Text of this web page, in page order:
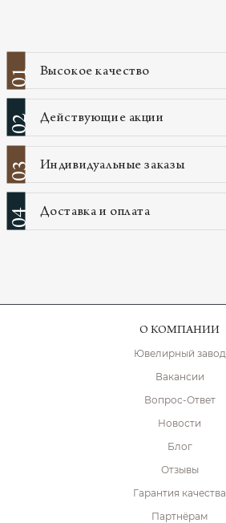
01 Высокое качество
02 Действующие акции
03 Индивидуальные заказы
04 Доставка и оплата
О КОМПАНИИ
Ювелирный завод
Вакансии
Вопрос-Ответ
Новости
Блог
Отзывы
Гарантия качества
Партнёрам